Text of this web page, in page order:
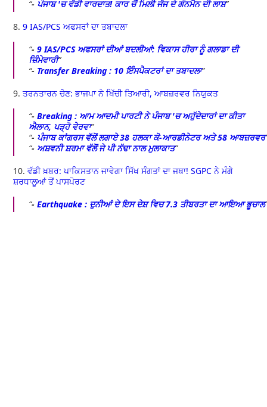
- ਪੰਜਾਬ 'ਚ ਵੱਡੀ ਵਾਰਦਾਤ! ਕਾਰ ਚੋਂ ਮਿਲੀ ਜੱਜ ਦੇ ਗੰਨਮੈਨ ਦੀ ਲਾਸ਼
8.9 IAS/PCS ਅਫਸਰਾਂ ਦਾ ਤਬਾਦਲਾ
-9 IAS/PCS ਅਫਸਰਾਂ ਦੀਆਂ ਬਦਲੀਆਂ: ਵਿਕਾਸ ਹੀਰਾ ਨੂੰ ਗਲਾਡਾ ਦੀ
ਜ਼ਿੰਮੇਵਾਰੀ
- Transfer Breaking : 10 ਇੰਸਪੈਕਟਰਾਂ ਦਾ ਤਬਾਦਲਾ
9.ਤਰਨਤਾਰਨ ਚੋਣ: ਭਾਜਪਾ ਨੇ ਖਿੱਚੀ ਤਿਆਰੀ, ਆਬਜ਼ਰਵਰ ਨਿਯੁਕਤ
-Breaking : ਆਮ ਆਦਮੀ ਪਾਰਟੀ ਨੇ ਪੰਜਾਬ 'ਚ ਅਹੁੱਦੇਦਾਰਾਂ ਦਾ ਕੀਤਾ
ਐਲਾਨ, ਪੜ੍ਹੋ ਵੇਰਵਾ
- ਪੰਜਾਬ ਕਾਂਗਰਸ ਵੱਲੋਂ ਲਗਾਏ 38 ਹਲਕਾ ਕੋ-ਆਰਡੀਨੇਟਰ ਅਤੇ 58 ਆਬਜ਼ਰਵਰ
- ਅਸ਼ਵਨੀ ਸ਼ਰਮਾ ਵੱਲੋਂ ਜੇ ਪੀ ਨੱਢਾ ਨਾਲ ਮੁਲਾਕਾਤ
10.ਵੱਡੀ ਖ਼ਬਰ: ਪਾਕਿਸਤਾਨ ਜਾਵੇਗਾ ਸਿੱਖ ਸੰਗਤਾਂ ਦਾ ਜਥਾ! SGPC ਨੇ ਮੰਗੇ
ਸ਼ਰਧਾਲੂਆਂ ਤੋਂ ਪਾਸਪੋਰਟ
-Earthquake : ਦੁਨੀਆਂ ਦੇ ਇਸ ਦੇਸ਼ ਵਿਚ 7.3 ਤੀਬਰਤਾ ਦਾ ਆਇਆ ਭੂਚਾਲ